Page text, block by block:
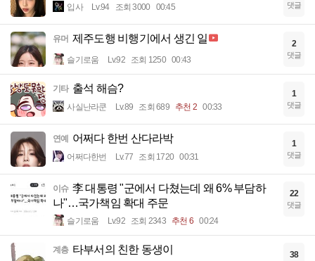
입사 Lv.94 조회 3000 00:45 댓글
유머 제주도행 비행기에서 생긴 일
슬기로움 Lv.92 조회 1250 00:43
2
댓글
기타 출석 해슴?
사실난라쿤 Lv.89 조회 689 추천 2 00:33
1
댓글
연예 어쩌다 한번 산다라박
어쩌다한번 Lv.77 조회 1720 00:31
1
댓글
이슈 李 대통령 "군에서 다쳤는데 왜 6% 부담하
나"…국가책임 확대 주문
슬기로움 Lv.92 조회 2343 추천 6 00:24
22
댓글
계층 타부서의 친한 동생이 38